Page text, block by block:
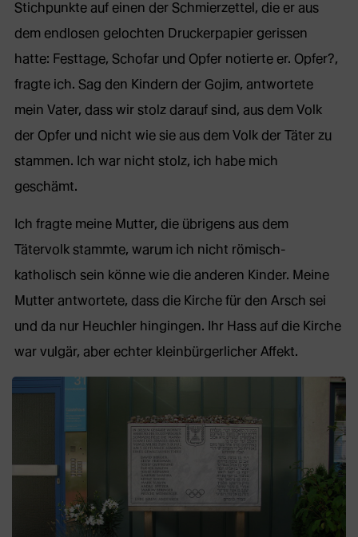
Stichpunkte auf einen der Schmierzettel, die er aus
dem endlosen gelochten Druckerpapier gerissen
hatte: Festtage, Schofar und Opfer notierte er. Opfer?,
fragte ich. Sag den Kindern der Gojim, antwortete
mein Vater, dass wir stolz darauf sind, aus dem Volk
der Opfer und nicht wie sie aus dem Volk der Täter zu
stammen. Ich war nicht stolz, ich habe mich
geschämt.
Ich fragte meine Mutter, die übrigens aus dem
Tätervolk stammte, warum ich nicht römisch-
katholisch sein könne wie die anderen Kinder. Meine
Mutter antwortete, dass die Kirche für den Arsch sei
und da nur Heuchler hingingen. Ihr Hass auf die Kirche
war vulgär, aber echter kleinbürgerlicher Affekt.